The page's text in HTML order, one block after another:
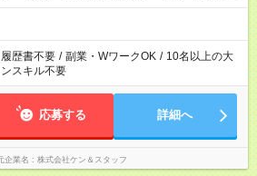
8:00 …etc ※時間曜日イベントによ
履歴書不要 / 副業・WワークOK / 10名以上の大
スキル不要
応募する 詳細へ
企業名 株式会社ケン＆スタッフ